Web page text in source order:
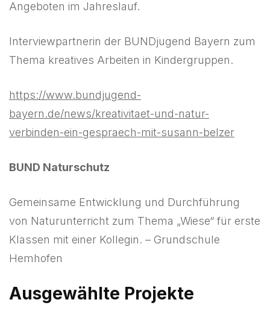
Angeboten im Jahreslauf.
Interviewpartnerin der BUNDjugend Bayern zum
Thema kreatives Arbeiten in Kindergruppen.
https://www.bundjugend-
bayern.de/news/kreativitaet-und-natur-
verbinden-ein-gespraech-mit-susann-belzer
BUND Naturschutz
Gemeinsame Entwicklung und Durchführung
von Naturunterricht zum Thema „Wiese“ für erste
Klassen mit einer Kollegin. – Grundschule
Hemhofen
Ausgewählte Projekte